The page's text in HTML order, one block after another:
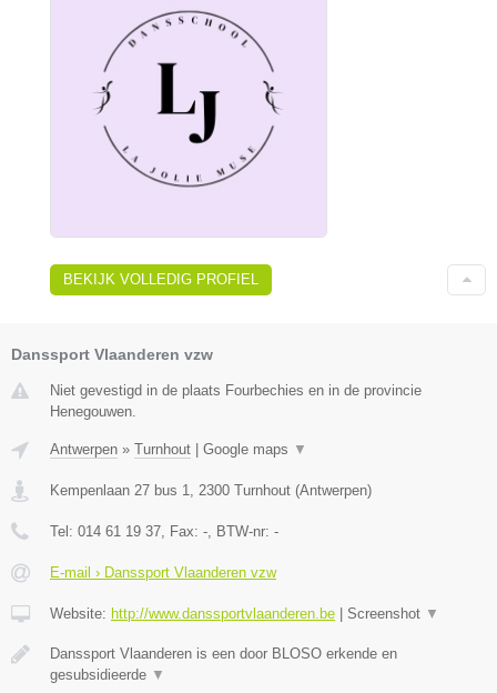
BEKIJK VOLLEDIG PROFIEL
Danssport Vlaanderen vzw
Niet gevestigd in de plaats Fourbechies en in de provincie
Henegouwen.
Antwerpen » Turnhout Google maps ▼
Kempenlaan 27 bus 1 2300 Turnhout (Antwerpen)
Tel: 014 61 19 37 , Fax: - , BTW-nr: -
E-mail › Danssport Vlaanderen vzw
Website: http://www.danssportvlaanderen.be Screenshot ▼
Danssport Vlaanderen is een door BLOSO erkende en
gesubsidieerde ▼